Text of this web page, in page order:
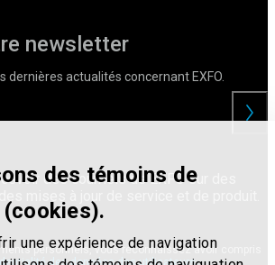
des témoins de
une expérience de navigation
newsletter
dernières actualités concernant EXFO.
des courriels de EXFO sur des
personnels, vous reconnaissez avoir compris
des données des utilisateurs.